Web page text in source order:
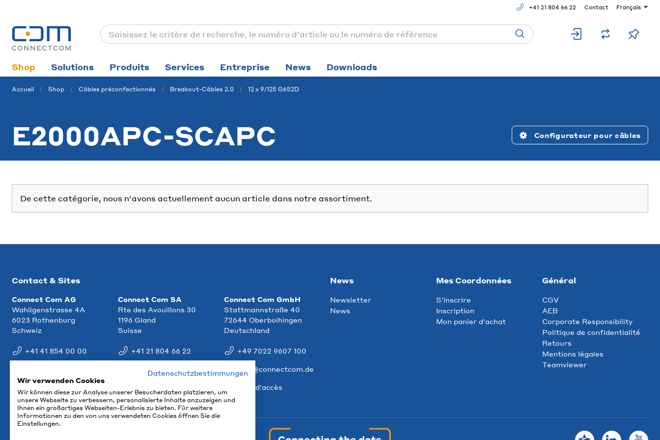
+41 21 804 66 22 Contact Français
Shop Solutions Produits Services Entreprise News Downloads
Accueil Shop Câbles préconfectionnés Breakout-Câbles 2.0 12 x 9/125 G652D
E2000APC-SCAPC Configurateur pour câbles
De cette catégorie, nous n'avons actuellement aucun article dans notre assortiment.
Contact & Sites
Connect Com AG
Wahligenstrasse 4A
6023 Rothenburg
Schweiz
+41 41 854 00 00
Connect Com SA
Rte des Avouillons 30
1196 Gland
Suisse
+41 21 804 66 22
info@ccm.ch
Connect Com GmbH
Stattmannstraße 40
72644 Oberboihingen
Deutschland
+49 7022 9607 100
info@connectcom.de
Plan d'accès
News
Newsletter
News
Mes Coordonnées
S'inscrire
Inscription
Mon panier d'achat
Général
CGV
AEB
Corporate Responsibility
Politique de confidentialité
Retours
Mentions légales
Teamviewer
Datenschutzbestimmungen
Wir verwenden Cookies
Wir können diese zur Analyse unserer Besucherdaten platzieren, um
unsere Webseite zu verbessern, personalisierte Inhalte anzuzeigen und
Ihnen ein großartiges Webseiten-Erlebnis zu bieten. Für weitere
Informationen zu den von uns verwendeten Cookies öffnen Sie die
Einstellungen.